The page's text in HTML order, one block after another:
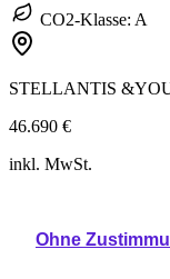
CO2-Klasse: A
STELLANTIS
46.690 €
inkl. MwSt.
Ohne